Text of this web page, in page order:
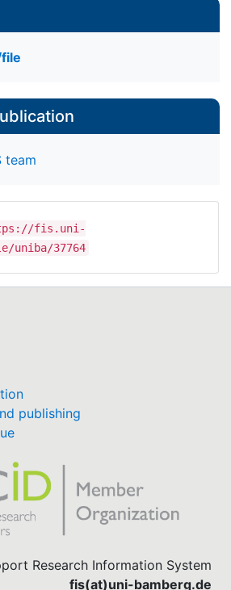
team
fis.uni-
uniba/37764
publishing
Research Information System
fis(at)uni-bamberg.de